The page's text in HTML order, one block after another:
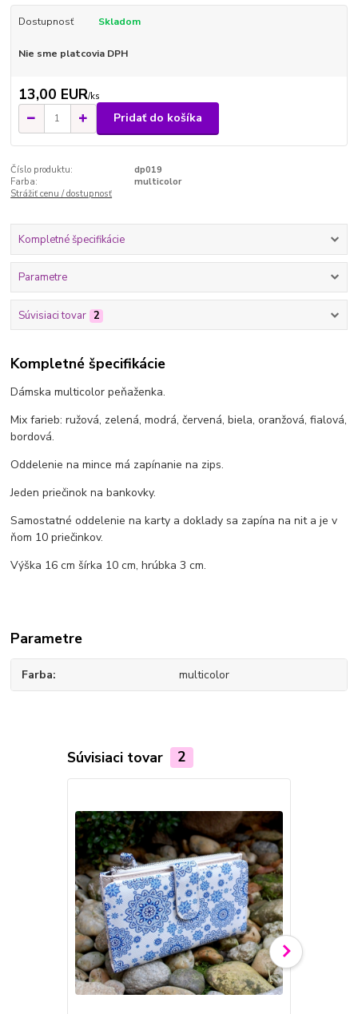
Dostupnosť Skladom
Nie sme platcovia DPH
13,00 EUR/ks
Pridať do košíka
Číslo produktu:
dp019
Farba:
multicolor
Strážiť cenu / dostupnosť
Kompletné špecifikácie
Parametre
Súvisiaci tovar 2
Kompletné špecifikácie
Dámska multicolor peňaženka.
Mix farieb: ružová, zelená, modrá, červená, biela, oranžová, fialová,
bordová.
Oddelenie na mince má zapínanie na zips.
Jeden priečinok na bankovky.
Samostatné oddelenie na karty a doklady sa zapína na nit a je v
ňom 10 priečinkov.
Výška 16 cm šírka 10 cm, hrúbka 3 cm.
Parametre
Farba multicolor
Súvisiaci tovar 2